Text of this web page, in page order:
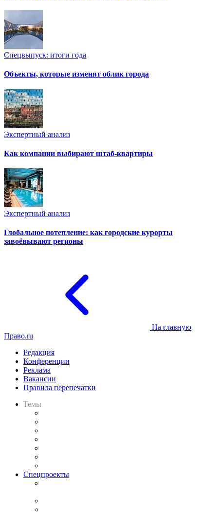
Спецвыпуск: итоги года
Объекты, которые изменят облик города
Экспертный анализ
Как компании выбирают штаб-квартиры
Экспертный анализ
Глобальное потепление: как городские курорты
завоёвывают регионы
На главную
Право.ru
Редакция
Конференции
Реклама
Вакансии
Правила перепечатки
Темы
Спецпроекты